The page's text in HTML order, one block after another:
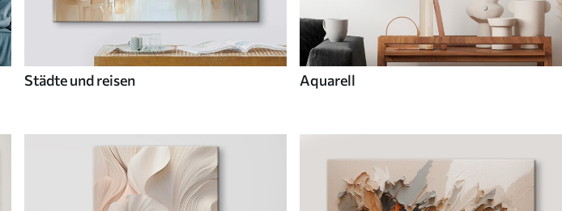
Städte und reisen Aquarell